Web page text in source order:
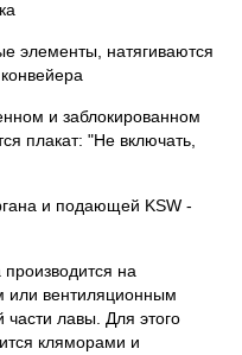
элементы, натягиваются
и заблокированном
плакат: "Не включать,
и подающей KSW -
на
или вентиляционным
лавы. Для этого
кляморами и